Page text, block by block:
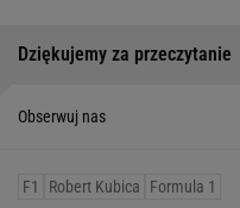
Dziękujemy za przeczytanie
Obserwuj nas
F1 Robert Kubica Formula 1